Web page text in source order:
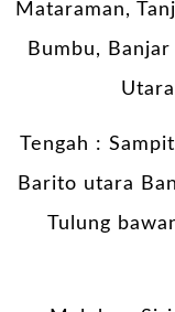
Mataraman,
Bumbu,
Tengah :
Barito utara
Tulung